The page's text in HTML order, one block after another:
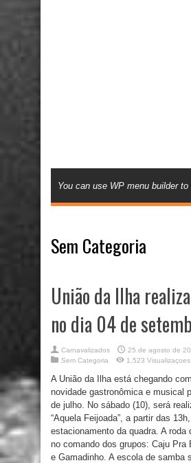
You can use WP menu builder to
Sem Categoria
União da Ilha
no dia 04 de
Carnavalizados
25 de agosto de
Sem Categoria
1,523 Visualizaçoes
A União da Ilha está chegando
novidade gastronômica e musical
de julho. No sábado (10), será
“Aquela Feijoada”, a partir das
estacionamento da quadra. A roda
no comando dos grupos: Caju Pra
e Gamadinho. A escola de samba